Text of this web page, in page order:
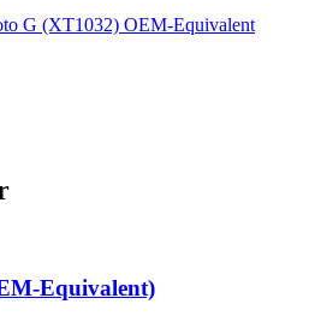
G (XT1032) OEM-Equivalent
Equivalent)